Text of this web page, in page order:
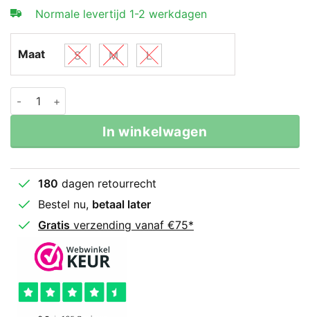
Normale levertijd 1-2 werkdagen
Maat S M L
Legend Sports DamesTop Black FIT lifestyle aantal
In winkelwagen
180 dagen retourrecht
Bestel nu, betaal later
Gratis verzending vanaf €75*